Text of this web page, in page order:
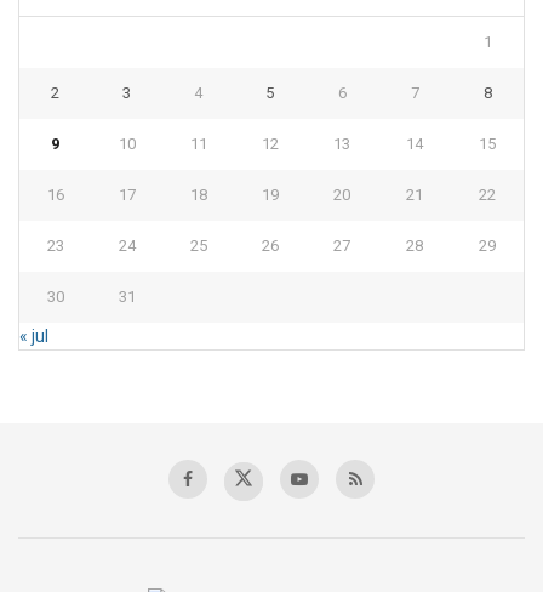
1
2 3 4 5 6 7 8
9 10 11 12 13 14 15
16 17 18 19 20 21 22
23 24 25 26 27 28 29
30 31
« jul